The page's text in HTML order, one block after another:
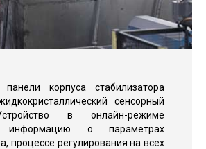
корпуса стабилизатора
сенсорный
в онлайн-режиме
информацию о параметрах
процессе регулирования на всех